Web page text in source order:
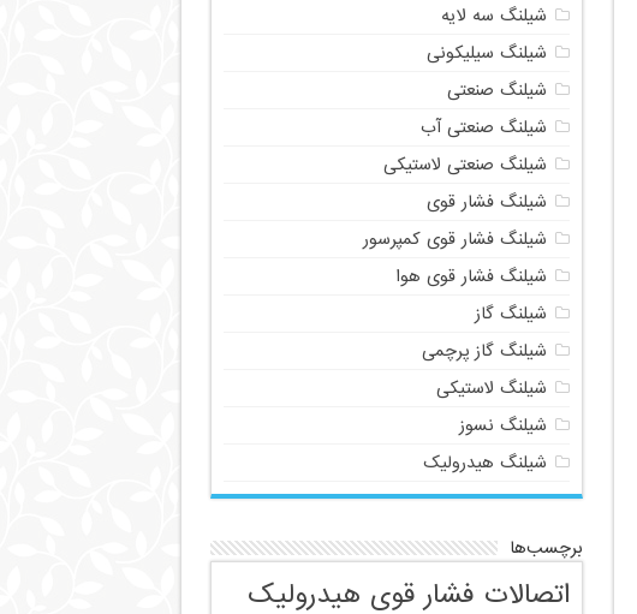
شیلنگ سه لایه
شیلنگ سیلیکونی
شیلنگ صنعتی
شیلنگ صنعتی آب
شیلنگ صنعتی لاستیکی
شیلنگ فشار قوی
شیلنگ فشار قوی کمپرسور
شیلنگ فشار قوی هوا
شیلنگ گاز
شیلنگ گاز پرچمی
شیلنگ لاستیکی
شیلنگ نسوز
شیلنگ هیدرولیک
برچسب‌ها
اتصالات فشار قوی هیدرولیک